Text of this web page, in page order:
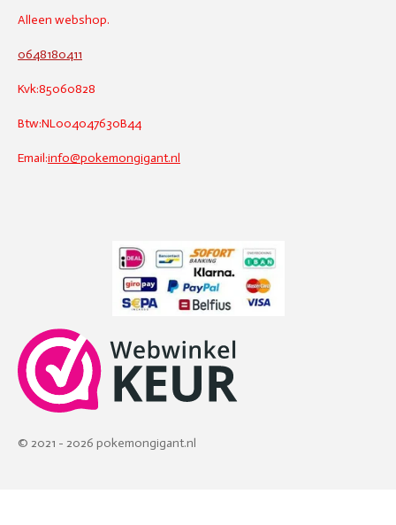
Alleen webshop.
0648180411
Kvk:85060828
Btw:NL004047630B44
Email:info@pokemongigant.nl
© 2021 - 2026 pokemongigant.nl